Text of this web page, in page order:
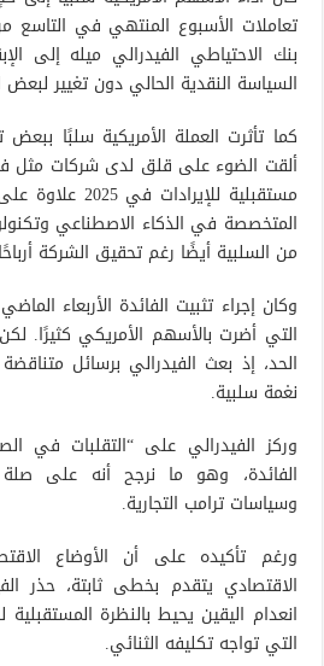
تعاملات الأسبوع المنتهي في التاسع
بنك الاحتياطي الفيدرالي ميله إلى
السياسة النقدية الحالي دون تغيير
كما تأثرت العملة الأمريكية سلبًا ببعض
ألقت الضوء على قلق لدى شركات مثل
مستقبلية
المتخصصة في الذكاء الاصطناعي
من السلبية أيضًا رغم تحقيق الشركة
وكان إجراء تثبيت الفائدة الأربعاء
التي أضرت بالأسهم الأمريكي كثيرًا.
الحد، إذ بعث الفيدرالي برسائل
نغمة سلبية.
وركز الفيدرالي على “التقلبات في
الفائدة، وهو ما نرجح أنه على صلة
وسياسات ترامب التجارية.
ورغم تأكيده على أن الأوضاع
الاقتصادي يتقدم بخطى ثابتة، حذر
انعدام اليقين يحيط بالنظرة
التي تواجه تكليفه الثنائي.